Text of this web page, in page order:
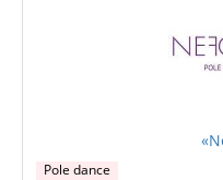
Pole dance